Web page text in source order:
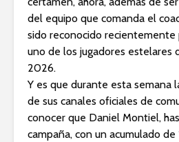
del equipo que comanda el
sido reconocido recientemente
uno de los jugadores
2026.
Y es que durante esta semana
de sus canales oficiales de
conocer que Daniel Montiel,
campaña, con un acumulado